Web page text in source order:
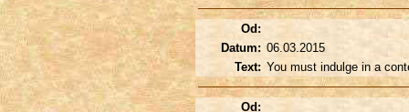
Od:
Datum: 06.03.2015
Text: You must indulge in a
Od: